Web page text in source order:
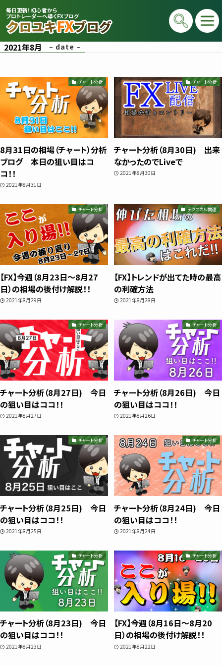
毎日更新！初心者から
プロトレーダーへ導くFXブログ
プロトレーダー
クロユキ
2020年にFXを開始し億トレ達成📈 現在は
と手法を解説。商材は一切販売せず、YouT
ube＆書籍ですべて公開しています。"わか
らない"を"わかる"に変えるお手伝いをし
ます📺
プロフィールをもっと見る
相場分析
インジケーター
スキャルピング
トレード資料
2021年8月 – date –
チャート分析
8月31日の相場（チャート）分析
ブログ 本日の狙い目はコ
コ！！
2021年8月31日
チャート分析
チャート分析（8月30日) 出来
なかったのでLiveで
2021年8月30日
チャート分析
【FX】今週（8月23日〜8月27
日）の相場の後付け解説！！
2021年8月29日
テクニカル関連
【FX】トレンドが出てた時の最高
の利確方法
2021年8月28日
チャート分析
チャート分析（8月27日) 今日
の狙い目はココ！！
2021年8月27日
チャート分析
チャート分析（8月26日) 今日
の狙い目はココ！！
2021年8月26日
チャート分析
チャート分析（8月25日) 今日
の狙い目はココ！！
2021年8月25日
チャート分析
チャート分析（8月24日) 今日
の狙い目はココ！！
2021年8月24日
チャート分析
チャート分析（8月23日) 今日
の狙い目はココ！！
2021年8月23日
チャート分析
【FX】今週（8月16日〜8月20
日）の相場の後付け解説！！
2021年8月22日